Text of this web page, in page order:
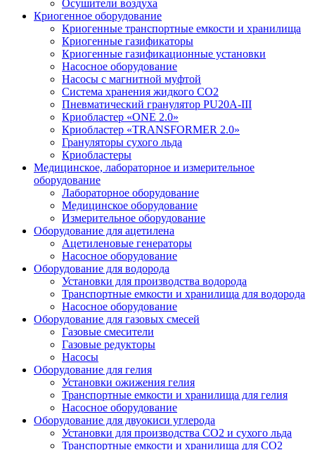
Осушители воздуха
Криогенное оборудование
Криогенные транспортные емкости и хранилища
Криогенные газификаторы
Криогенные газификационные установки
Насосное оборудование
Насосы с магнитной муфтой
Система хранения жидкого CO2
Пневматический гранулятор PU20A-III
Криобластер «ONE 2.0»
Криобластер «TRANSFORMER 2.0»
Грануляторы сухого льда
Криобластеры
Медицинское, лабораторное и измерительное
оборудование
Лабораторное оборудование
Медицинское оборудование
Измерительное оборудование
Оборудование для ацетилена
Ацетиленовые генераторы
Насосное оборудование
Оборудование для водорода
Установки для производства водорода
Транспортные емкости и хранилища для водорода
Насосное оборудование
Оборудование для газовых смесей
Газовые смесители
Газовые редукторы
Насосы
Оборудование для гелия
Установки ожижения гелия
Транспортные емкости и хранилища для гелия
Насосное оборудование
Оборудование для двуокиси углерода
Установки для производства СО2 и сухого льда
Транспортные емкости и хранилища для CO2